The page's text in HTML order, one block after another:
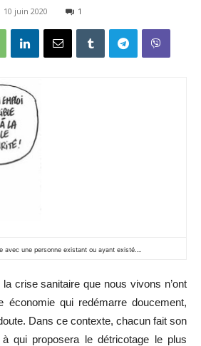
10 juin 2020 1
avec une personne existant ou ayant existé….
crise sanitaire que nous vivons n’ont
économie qui redémarre doucement,
Dans ce contexte, chacun fait son
qui proposera le détricotage le plus